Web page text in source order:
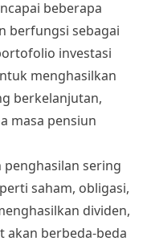
beberapa
berfungsi sebagai
investasi
menghasilkan
berkelanjutan,
masa pensiun
sering
saham, obligasi,
dividen,
akan berbeda-beda